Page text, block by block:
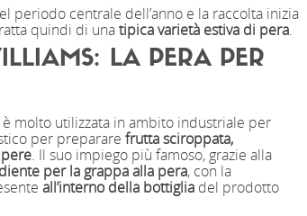
periodo centrale dell’anno e la raccolta inizia
quindi di unatipica varietà estiva di pera.
LA PERA PER
molto utilizzata in ambito industriale per
per preparare frutta sciroppata,
. Il suo impiego più famoso, grazie alla
per la grappa alla pera, con la
all’interno della bottiglia del prodotto